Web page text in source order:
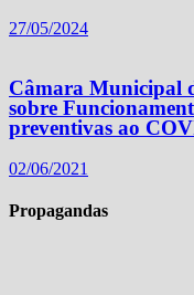
27/05/2024
Câmara Municipal
sobre
preventivas ao
02/06/2021
Propagandas